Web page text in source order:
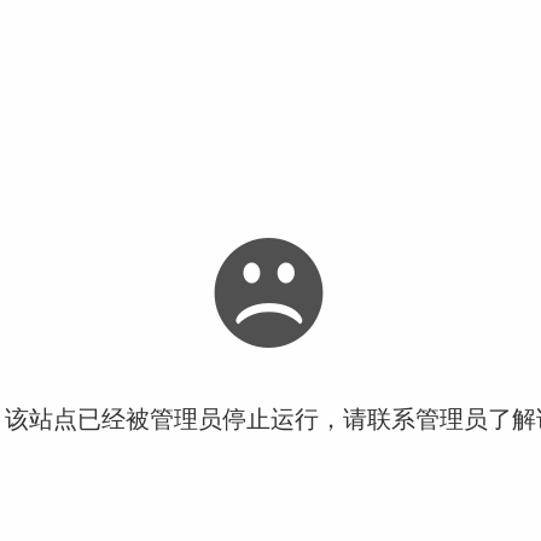
站点已经被管理员停止运行，请联系管理员了